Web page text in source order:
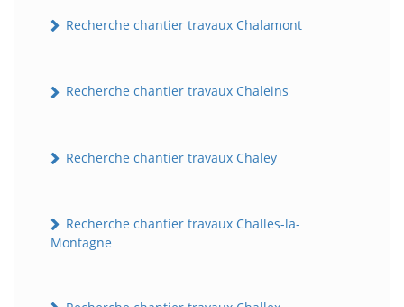
Recherche chantier travaux Chalamont
Recherche chantier travaux Chaleins
Recherche chantier travaux Chaley
Recherche chantier travaux Challes-la-
Montagne